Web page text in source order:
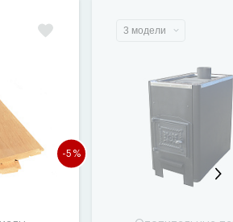
-5%
3 модели